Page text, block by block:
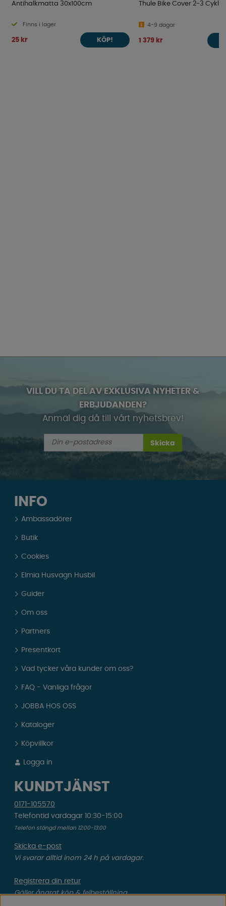
Antihalkmatta 30x100cm
Finns i lager
25 kr KÖP!
Thule Bike Cover 2-3 Cyklar
4-9 dagar
1 379 kr
VILL DU TA DEL AV EXKLUSIVA NYHETER &
ERBJUDANDEN?
Anmäl dig då till vårt nyhetsbrev!
Skicka
INFO
Ambassadörer
Butik
Cookies
Elmia Husvagn Husbil
Guider
Om oss
Partners
Presentkort
Vad tycker våra kunder om oss?
FAQ - Vanliga frågor
JOBBA HOS OSS
Kataloger
Köpvillkor
Logga in
KUNDTJÄNST
0171-105570
Telefontid vardagar 10:30-15:00
Telefon stängd mellan 12:00-13:00
Skicka e-post
Vi svarar alltid inom 24 h på vardagar.
Registrera din retur
Gäller ångrat köp & felbeställning.